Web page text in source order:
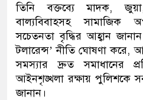
তিনি বক্তব্যে মাদক,
বাল্যবিবাহসহ সামাজিক
সচেতনতা বৃদ্ধির আহ্বান
টলারেন্স’ নীতি ঘোষণা করে,
সমস্যার দ্রুত সমাধানের
আইনশৃঙ্খলা রক্ষায় পুলিশকে
জানান।